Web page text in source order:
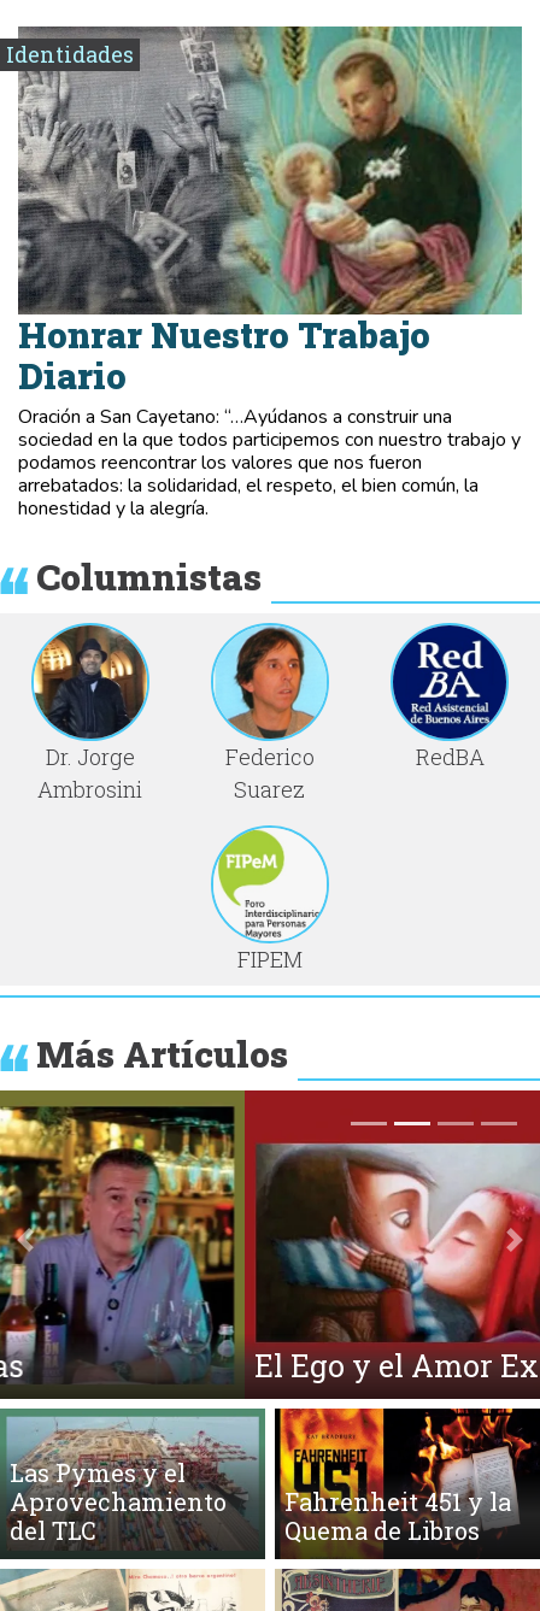
Identidades
Honrar Nuestro Trabajo
Diario
Oración a San Cayetano: “…Ayúdanos a construir una
sociedad en la que todos participemos con nuestro trabajo y
podamos reencontrar los valores que nos fueron
arrebatados: la solidaridad, el respeto, el bien común, la
honestidad y la alegría.
Columnistas
Dr. Jorge
Ambrosini
Federico
Suarez
RedBA
FIPEM
Más Artículos
El Ego y el Amor Extendidos
Anterior
Las Pymes y el
Aprovechamiento
del TLC
Fahrenheit 451 y la
Quema de Libros